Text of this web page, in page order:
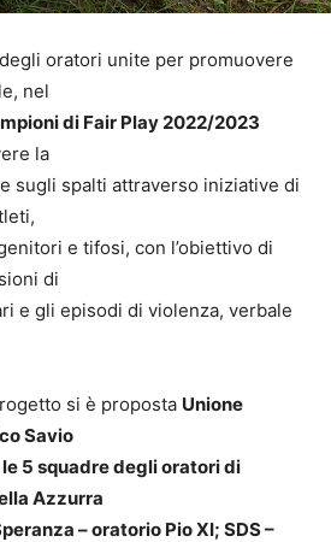
oratori unite per promuovere
nel
di Fair Play 2022/2023
la
sugli spalti attraverso iniziative di
e tifosi, con l’obiettivo di
di
e gli episodi di violenza, verbale
si è proposta Unione
Savio
5 squadre degli oratori di
Azzurra
– oratorio Pio XI; SDS –